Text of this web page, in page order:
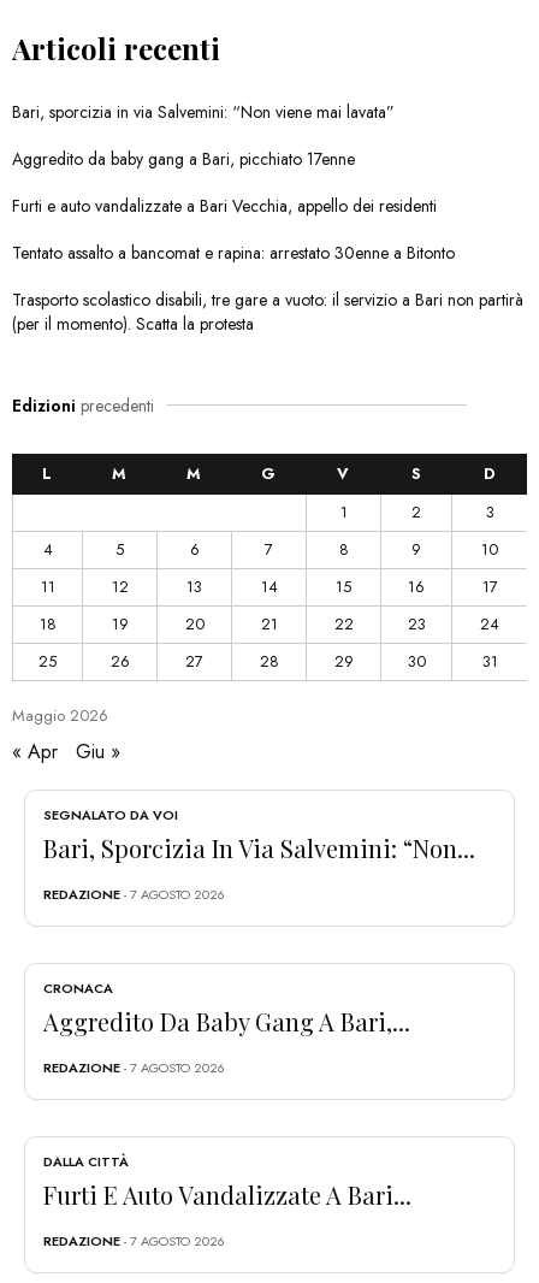
Articoli recenti
Bari, sporcizia in via Salvemini: “Non viene mai lavata”
Aggredito da baby gang a Bari, picchiato 17enne
Furti e auto vandalizzate a Bari Vecchia, appello dei residenti
Tentato assalto a bancomat e rapina: arrestato 30enne a Bitonto
Trasporto scolastico disabili, tre gare a vuoto: il servizio a Bari non partirà
(per il momento). Scatta la protesta
Edizioni precedenti
Maggio 2026
L M M G V S
D
1
2
3
4
5 6 7 8 9
10
11
12 13 14 15 16
17
18
19 20 21 22 23
24
25
26 27 28 29 30 31
« Apr Giu »
SEGNALATO DA VOI
Bari, Sporcizia In Via Salvemini: “Non...
REDAZIONE- 7 AGOSTO 2026
CRONACA
Aggredito Da Baby Gang A Bari,...
REDAZIONE- 7 AGOSTO 2026
DALLA CITTÀ
Furti E Auto Vandalizzate A Bari...
REDAZIONE- 7 AGOSTO 2026